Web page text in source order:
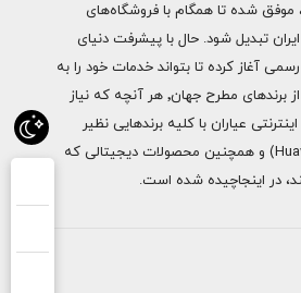
موفق شده تا همگام با فروشگاه‌های
تبدیل شود. حال با پیشرفت دنیای
فعالیت خود را به صورت رسمی آغاز کرده تا بتواند خدمات خود را به
سراسر ایران ارائه دهد. از محصولات اپل و شیائومی و لوازم جانبی اصلی از برندهای مطرح جهان٬ هر آنچه که نیاز
عیاران با کلیه برندهایی نظیر
سامسونگ (Samsung)، اپل (Apple)، شیائومی (Xiaomi)، هوآوی (Huawei) و همچنین محصولات دیجیتالی که
در اینجاچیده شده است.